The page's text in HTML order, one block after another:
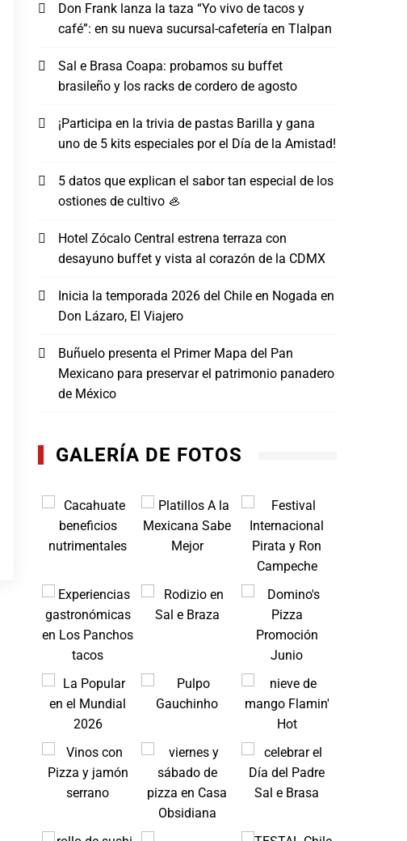
Don Frank lanza la taza “Yo vivo de tacos y
café”: en su nueva sucursal-cafetería en Tlalpan
Sal e Brasa Coapa: probamos su buffet
brasileño y los racks de cordero de agosto
¡Participa en la trivia de pastas Barilla y gana
uno de 5 kits especiales por el Día de la Amistad!
5 datos que explican el sabor tan especial de los
ostiones de cultivo 🦪
Hotel Zócalo Central estrena terraza con
desayuno buffet y vista al corazón de la CDMX
Inicia la temporada 2026 del Chile en Nogada en
Don Lázaro, El Viajero
Buñuelo presenta el Primer Mapa del Pan
Mexicano para preservar el patrimonio panadero
de México
GALERÍA DE FOTOS